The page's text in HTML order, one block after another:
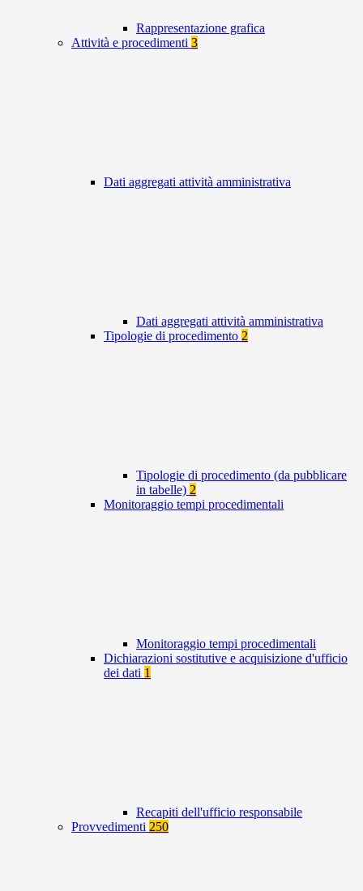
Rappresentazione grafica
Attività e procedimenti 3
Dati aggregati attività amministrativa
Dati aggregati attività amministrativa
Tipologie di procedimento 2
Tipologie di procedimento (da pubblicare
in tabelle) 2
Monitoraggio tempi procedimentali
Monitoraggio tempi procedimentali
Dichiarazioni sostitutive e acquisizione d'ufficio
dei dati 1
Recapiti dell'ufficio responsabile
Provvedimenti 250